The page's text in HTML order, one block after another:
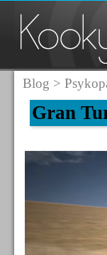
Blog >
Gran